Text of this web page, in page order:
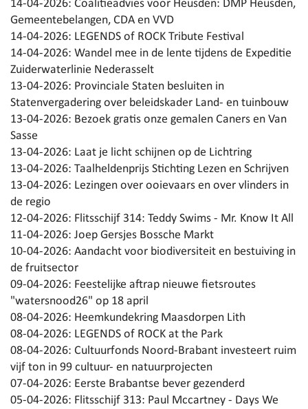
14-04-2026: Coalitieadvies voor Heusden: DMP Heusden,
Gemeentebelangen, CDA en VVD
14-04-2026: LEGENDS of ROCK Tribute Festival
14-04-2026: Wandel mee in de lente tijdens de Expeditie
Zuiderwaterlinie Nederasselt
13-04-2026: Provinciale Staten besluiten in
Statenvergadering over beleidskader Land- en tuinbouw
13-04-2026: Bezoek gratis onze gemalen Caners en Van
Sasse
13-04-2026: Laat je licht schijnen op de Lichtring
13-04-2026: Taalheldenprijs Stichting Lezen en Schrijven
13-04-2026: Lezingen over ooievaars en over vlinders in
de regio
12-04-2026: Flitsschijf 314: Teddy Swims - Mr. Know It All
11-04-2026: Joep Gersjes Bossche Markt
10-04-2026: Aandacht voor biodiversiteit en bestuiving in
de fruitsector
09-04-2026: Feestelijke aftrap nieuwe fietsroutes
"watersnood26" op 18 april
08-04-2026: Heemkundekring Maasdorpen Lith
08-04-2026: LEGENDS of ROCK at the Park
08-04-2026: Cultuurfonds Noord-Brabant investeert ruim
vijf ton in 99 cultuur- en natuurprojecten
07-04-2026: Eerste Brabantse bever gezenderd
05-04-2026: Flitsschijf 313: Paul Mccartney - Days We